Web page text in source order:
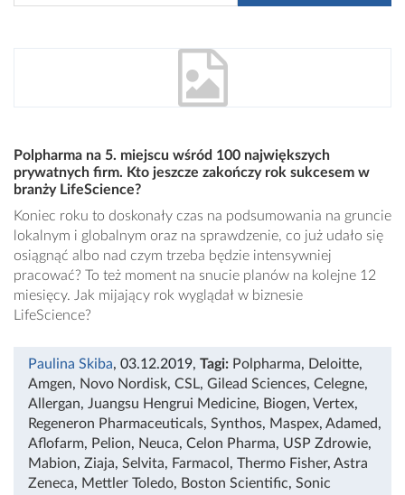
Polpharma na 5. miejscu wśród 100 największych
prywatnych firm. Kto jeszcze zakończy rok sukcesem w
branży LifeScience?
Koniec roku to doskonały czas na podsumowania na gruncie
lokalnym i globalnym oraz na sprawdzenie, co już udało się
osiągnąć albo nad czym trzeba będzie intensywniej
pracować? To też moment na snucie planów na kolejne 12
miesięcy. Jak mijający rok wyglądał w biznesie
LifeScience?
Paulina Skiba, 03.12.2019, Tagi: Polpharma, Deloitte,
Amgen, Novo Nordisk, CSL, Gilead Sciences, Celegne,
Allergan, Juangsu Hengrui Medicine, Biogen, Vertex,
Regeneron Pharmaceuticals, Synthos, Maspex, Adamed,
Aflofarm, Pelion, Neuca, Celon Pharma, USP Zdrowie,
Mabion, Ziaja, Selvita, Farmacol , Thermo Fisher, Astra
Zeneca, Mettler Toledo, Boston Scientific, Sonic